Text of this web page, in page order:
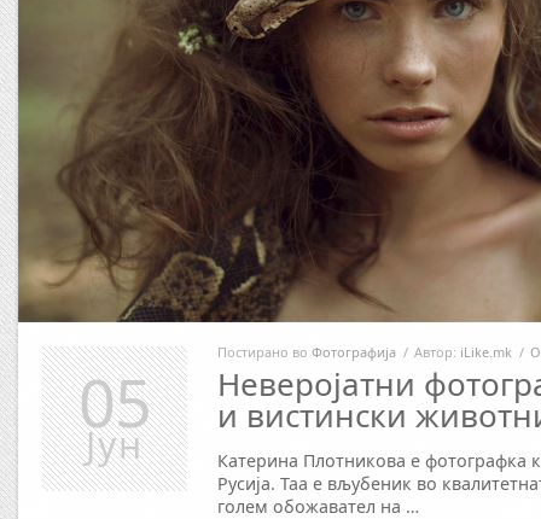
Постирано во Фотографија / Автор: iLike.mk /
Неверојатни
и вистински
Катерина Плотникова е фотографка
Русија. Таа е вљубеник во
голем обожавател на …
05
Јун